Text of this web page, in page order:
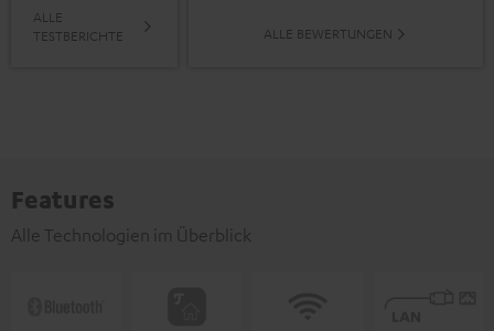
ALLE
TESTBERICHTE
ALLE BEWERTUNGEN
Features
Alle Technologien im Überblick